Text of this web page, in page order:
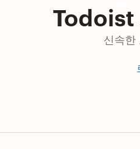
Todoist
신속한